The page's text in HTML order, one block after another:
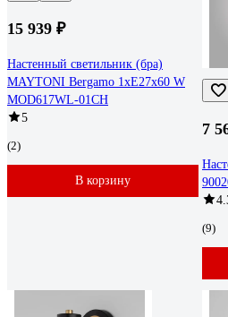
15 939 ₽
Настенный светильник (бра)
MAYTONI Bergamo 1хE27x60 W
MOD617WL-01CH
5
(2)
В корзину
7
(9)